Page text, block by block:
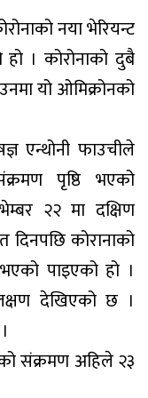
नया भेरियन्ट
। कोरोनाको दुबै
यो ओमिक्रोनको
एन्थोनी फाउचीले
पृष्ठि भएको
२२ मा दक्षिण
दिनपछि कोरानाको
पाइएको हो ।
देखिएको छ ।
संक्रमण अहिले २३